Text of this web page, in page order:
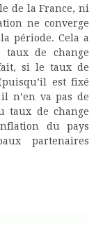
de la France, ni
ne converge
période. Cela a
taux de change
si le taux de
est fixé
n’en va pas de
taux de change
du pays
partenaires